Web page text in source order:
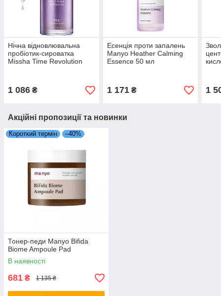
Нічна відновлювальна
пробіотик-сироватка
Missha Time Revolution
1 086 ₴
Есенція проти запалень
Manyo Heather Calming
Essence 50 мл
1 171₴ 1
Акційні пропозиції та новинки
Короткий термін –40%
Тонер-педи Manyo Bifida
Biome Ampoule Pad
В наявності
681 ₴ 1 135 ₴